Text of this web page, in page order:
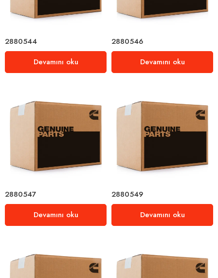
2880544
Devamını oku
2880546
Devamını oku
2880547
Devamını oku
2880549
Devamını oku